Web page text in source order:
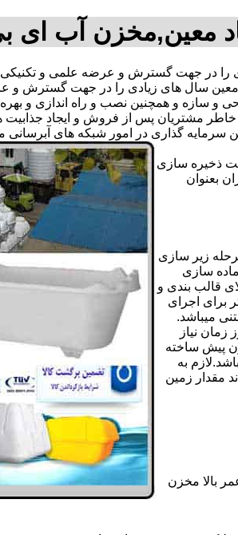
معین,مخزن آب ای
در جهت گسترش و عرضه علمی و
معین سال های زیادی را در جهت گسترش
و سازه و همچنین نصب و راه اندازی و
مشتریان پس از فروش و ایجاد جذابیت
گذاری در امور شبکه های
ذخیره سازی
بعنوان
زیر سازی
سازی
قالب بندی و
برای اجرای
میباشد.
نظر زمانبندی آماده سازی و احداث مخزن بتنی در بهترین شرایط حداقل به 25 روز زمان نیاز
نیز مخزن پیش ساخته
به
مقدار زمین
بالا مخزن